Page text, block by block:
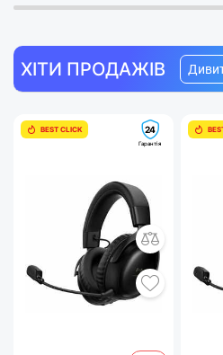
деталями завдяки
мембранним динамікам
дадуть Вам змогу по-
ХІТИ ПРОДАЖІВ
BEST CLICK 24
Гарантія